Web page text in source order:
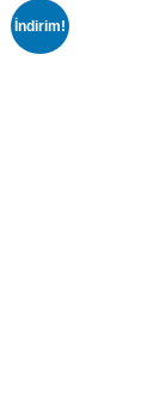
İndirim!